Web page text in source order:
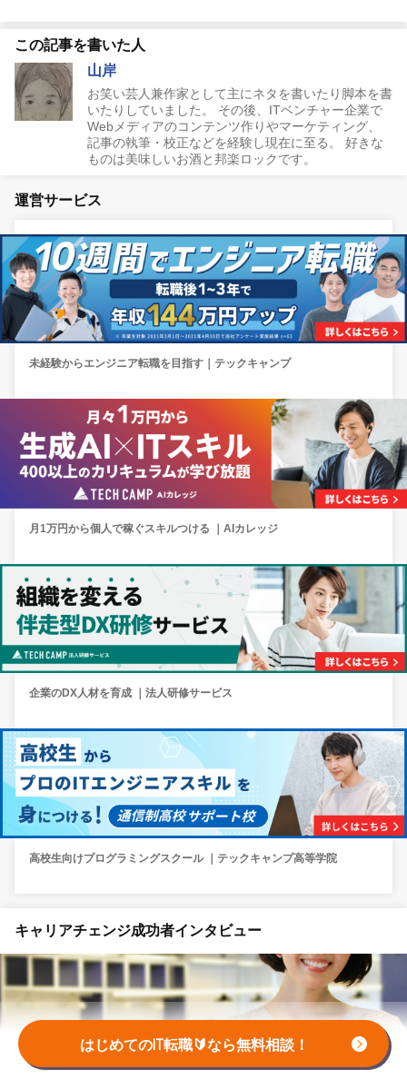
はじめてのIT転職🔰なら無料相談！
この記事を書いた人
山岸
お笑い芸人兼作家として主にネタを書いたり脚本を書
いたりしていました。 その後、ITベンチャー企業で
Webメディアのコンテンツ作りやマーケティング、
記事の執筆・校正などを経験し現在に至る。 好きな
ものは美味しいお酒と邦楽ロックです。
運営サービス
未経験からエンジニア転職を目指す｜テックキャンプ
月1万円から個人で稼ぐスキルつける ｜AIカレッジ
企業のDX人材を育成 ｜法人研修サービス
高校生向けプログラミングスクール ｜テックキャンプ高等学院
キャリアチェンジ成功者インタビュー